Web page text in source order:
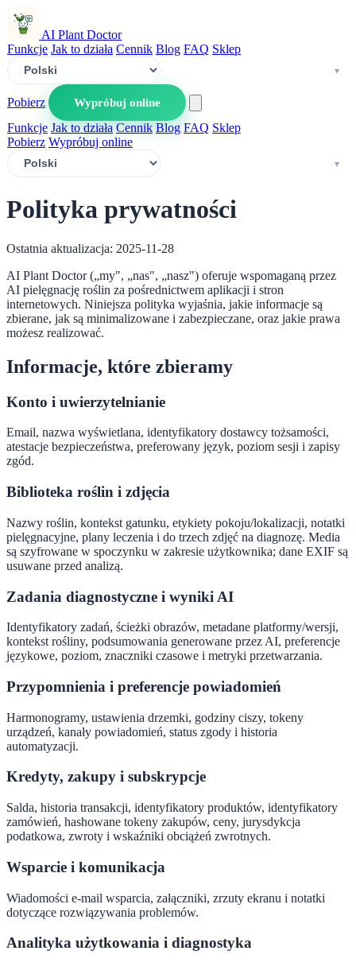
AI Plant Doctor
Funkcje Jak to działa Cennik Blog FAQ Sklep
Pobierz
Wypróbuj online
Funkcje Jak to działa Cennik Blog FAQ Sklep
Pobierz Wypróbuj online
Polityka prywatności
Ostatnia aktualizacja: 2025-11-28
AI Plant Doctor („my", „nas", „nasz") oferuje wspomaganą przez
AI pielęgnację roślin za pośrednictwem aplikacji i stron
internetowych. Niniejsza polityka wyjaśnia, jakie informacje są
zbierane, jak są minimalizowane i zabezpieczane, oraz jakie prawa
możesz realizować.
Informacje, które zbieramy
Konto i uwierzytelnianie
Email, nazwa wyświetlana, identyfikatory dostawcy tożsamości,
atestacje bezpieczeństwa, preferowany język, poziom sesji i zapisy
zgód.
Biblioteka roślin i zdjęcia
Nazwy roślin, kontekst gatunku, etykiety pokoju/lokalizacji, notatki
pielęgnacyjne, plany leczenia i do trzech zdjęć na diagnozę. Media
są szyfrowane w spoczynku w zakresie użytkownika; dane EXIF są
usuwane przed analizą.
Zadania diagnostyczne i wyniki AI
Identyfikatory zadań, ścieżki obrazów, metadane platformy/wersji,
kontekst rośliny, podsumowania generowane przez AI, preferencje
językowe, poziom, znaczniki czasowe i metryki przetwarzania.
Przypomnienia i preferencje powiadomień
Harmonogramy, ustawienia drzemki, godziny ciszy, tokeny
urządzeń, kanały powiadomień, status zgody i historia
automatyzacji.
Kredyty, zakupy i subskrypcje
Salda, historia transakcji, identyfikatory produktów, identyfikatory
zamówień, hashowane tokeny zakupów, ceny, jurysdykcja
podatkowa, zwroty i wskaźniki obciążeń zwrotnych.
Wsparcie i komunikacja
Wiadomości e-mail wsparcia, załączniki, zrzuty ekranu i notatki
dotyczące rozwiązywania problemów.
Analityka użytkowania i diagnostyka